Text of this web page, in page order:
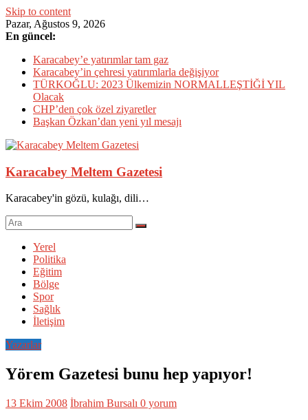
Skip to content
Pazar, Ağustos 9, 2026
En güncel:
Karacabey’e yatırımlar tam gaz
Karacabey’in çehresi yatırımlarla değişiyor
TÜRKOĞLU: 2023 Ülkemizin NORMALLEŞTİĞİ YIL
Olacak
CHP’den çok özel ziyaretler
Başkan Özkan’dan yeni yıl mesajı
Karacabey Meltem Gazetesi
Karacabey'in gözü, kulağı, dili…
Yerel
Politika
Eğitim
Bölge
Spor
Sağlık
İletişim
Yazarlar
Yörem Gazetesi bunu hep yapıyor!
13 Ekim 2008 İbrahim Bursalı 0 yorum